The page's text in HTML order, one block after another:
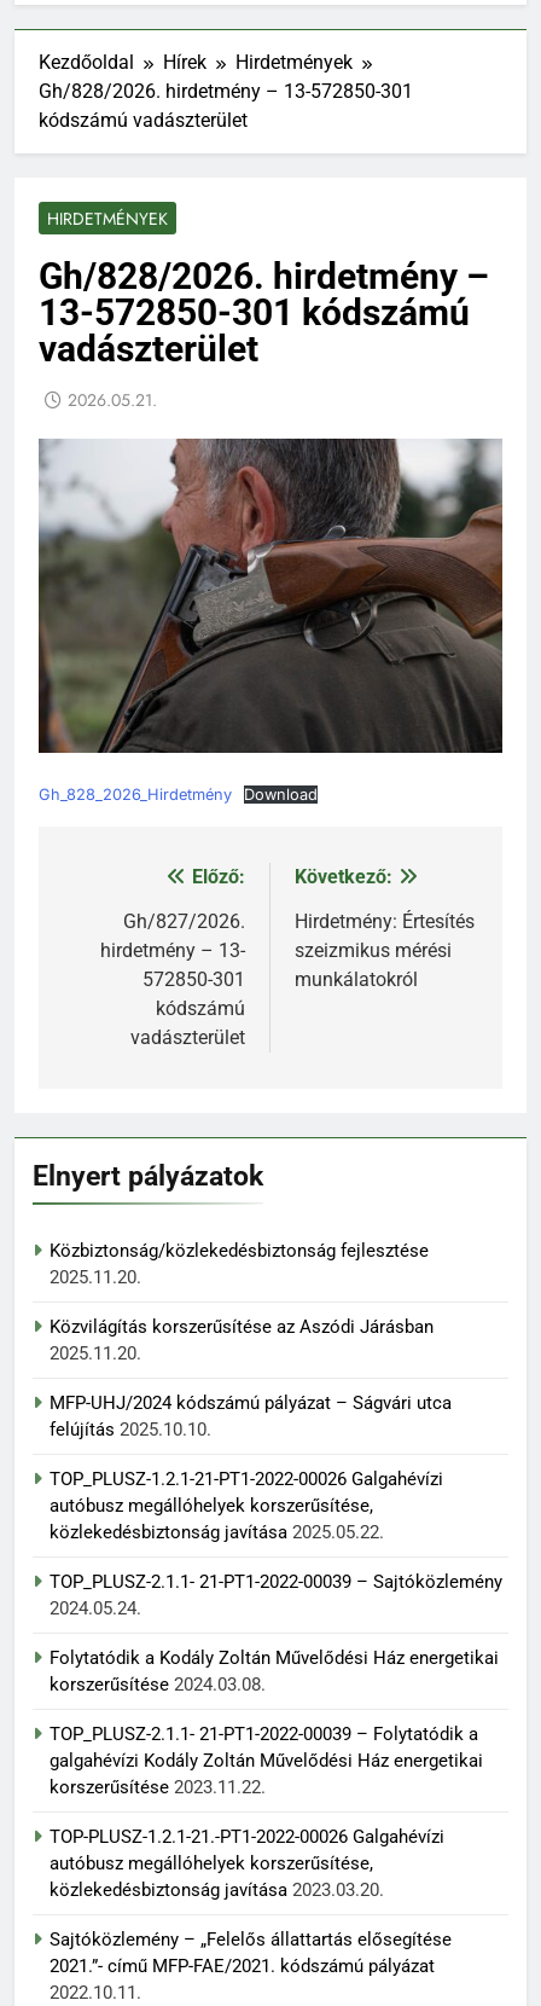
Kezdőoldal Hírek
Hirdetmények
Gh/828/2026. hirdetmény – 13-572850-301
kódszámú vadászterület
HIRDETMÉNYEK
Gh/828/2026. hirdetmény –
13-572850-301 kódszámú
vadászterület
2026.05.21.
Gh_828_2026_Hirdetmény Download
Bejegyzés
navigáció
Előző:
Gh/827/2026.
hirdetmény – 13-
572850-301
kódszámú
vadászterület
Következő:
Hirdetmény: Értesítés
szeizmikus mérési
munkálatokról
Elnyert pályázatok
Közbiztonság/közlekedésbiztonság fejlesztése
2025.11.20.
Közvilágítás korszerűsítése az Aszódi Járásban
2025.11.20.
MFP-UHJ/2024 kódszámú pályázat – Ságvári utca
felújítás 2025.10.10.
TOP_PLUSZ-1.2.1-21-PT1-2022-00026 Galgahévízi
autóbusz megállóhelyek korszerűsítése,
közlekedésbiztonság javítása 2025.05.22.
TOP_PLUSZ-2.1.1- 21-PT1-2022-00039 – Sajtóközlemény
2024.05.24.
Folytatódik a Kodály Zoltán Művelődési Ház energetikai
korszerűsítése 2024.03.08.
TOP_PLUSZ-2.1.1- 21-PT1-2022-00039 – Folytatódik a
galgahévízi Kodály Zoltán Művelődési Ház energetikai
korszerűsítése 2023.11.22.
TOP-PLUSZ-1.2.1-21.-PT1-2022-00026 Galgahévízi
autóbusz megállóhelyek korszerűsítése,
közlekedésbiztonság javítása 2023.03.20.
Sajtóközlemény – „Felelős állattartás elősegítése
2021.”- című MFP-FAE/2021. kódszámú pályázat
2022.10.11.